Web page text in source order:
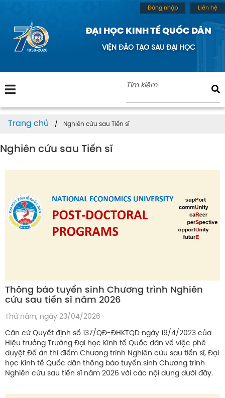
ĐẠI HỌC KINH TẾ QUỐC DÂN
VIỆN ĐÀO TẠO SAU ĐẠI HỌC
Đăng nhập Liên hệ
Trang chủ Nghiên cứu sau Tiến sĩ
Nghiên cứu sau Tiến sĩ
Thông báo tuyển sinh Chương trình Nghiên
cứu sau tiến sĩ năm 2026
Thứ năm, ngày 23/04/2026
Căn cứ Quyết định số 137/QĐ-ĐHKTQD ngày 19/4/2023 của
Hiệu trưởng Trường Đại học Kinh tế Quốc dân về việc phê
duyệt Đề án thí điểm Chương trình Nghiên cứu sau tiến sĩ, Đại
học Kinh tế Quốc dân thông báo tuyển sinh Chương trình
Nghiên cứu sau tiến sĩ năm 2026 với các nội dung dưới đây.